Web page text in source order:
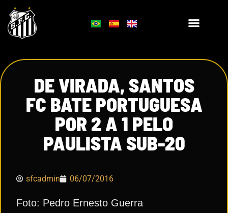
DE VIRADA, SANTOS
FC BATE PORTUGUESA
POR 2 A 1 PELO
PAULISTA SUB-20
sfcadmin 06/07/2016
Foto: Pedro Ernesto Guerra